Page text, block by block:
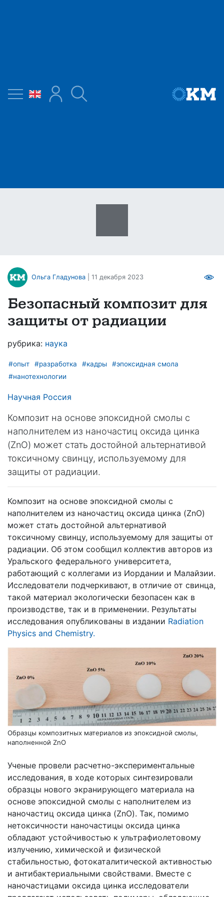
Ольга Гладунова | 11 декабря 2023
Безопасный композит для
защиты от радиации
рубрика: наука
#опыт #разработка #кадры
#эпоксидная смола
#нанотехнологии
Научная Россия
Композит на основе эпоксидной смолы с
наполнителем из наночастиц оксида цинка
(ZnO) может стать достойной альтернативой
токсичному свинцу, используемому для
защиты от радиации.
Композит на основе эпоксидной смолы с
наполнителем из наночастиц оксида цинка (ZnO)
может стать достойной альтернативой
токсичному свинцу, используемому для защиты от
радиации. Об этом сообщил коллектив авторов из
Уральского федерального университета,
работающий с коллегами из Иордании и Малайзии.
Исследователи подчеркивают, в отличие от свинца,
такой материал экологически безопасен как в
производстве, так и в применении. Результаты
исследования опубликованы в издании Radiation
Physics and Chemistry.
Образцы композитных материалов из эпоксидной смолы,
наполненной ZnO
Ученые провели расчетно-экспериментальные
исследования, в ходе которых синтезировали
образцы нового экранирующего материала на
основе эпоксидной смолы с наполнителем из
наночастиц оксида цинка (ZnO). Так, помимо
нетоксичности наночастицы оксида цинка
обладают устойчивостью к ультрафиолетовому
излучению, химической и физической
стабильностью, фотокаталитической активностью
и антибактериальными свойствами. Вместе с
наночастицами оксида цинка исследователи